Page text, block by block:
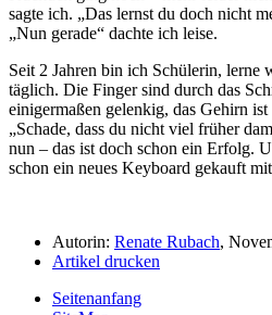
sagte ich.
Das lernst du doch nicht
Nun gerade
dachte ich leise.
Seit 2 Jahren bin ich Schülerin, lerne
täglich. Die Finger sind durch das
einigermaßen gelenkig, das Gehirn
Schade, dass du nicht viel früher
nun – das ist doch schon ein Erfolg.
schon ein neues Keyboard gekauft
Autorin: Renate Rubach,
Artikel drucken
Seitenanfang